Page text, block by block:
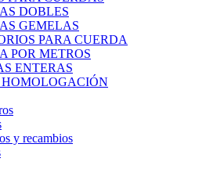
DOBLES
GEMELAS
PARA CUERDA
POR METROS
ENTERAS
y recambios